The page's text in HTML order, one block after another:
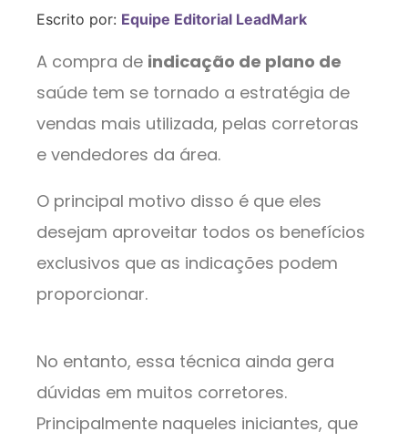
Escrito por: Equipe Editorial LeadMark
A compra de indicação de plano de
saúde tem se tornado a estratégia de
vendas mais utilizada, pelas corretoras
e vendedores da área.
O principal motivo disso é que eles
desejam aproveitar todos os benefícios
exclusivos que as indicações podem
proporcionar.
No entanto, essa técnica ainda gera
dúvidas em muitos corretores.
Principalmente naqueles iniciantes, que